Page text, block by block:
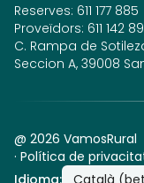
Reserves: 611 177 885
Proveïdors: 611 142
C. Rampa de
Seccion A, 39008
@ 2026 VamosRural
· Política de
Idioma: